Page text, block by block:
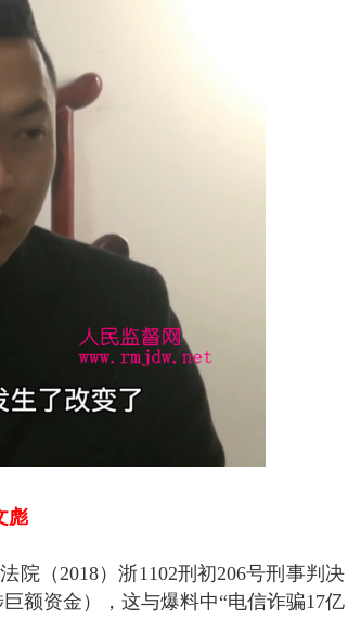
彪
院（2018）浙1102刑初206号刑事判决
额资金），这与爆料中“电信诈骗17亿